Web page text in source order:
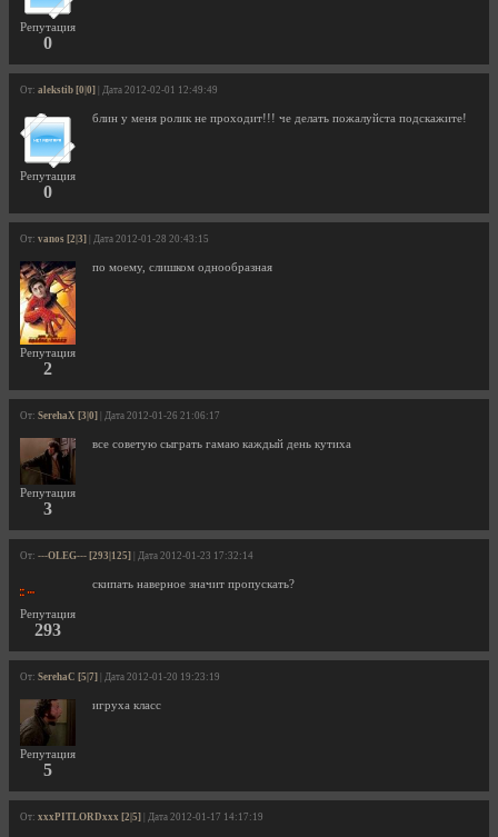
Репутация
0
От: alekstib [0|0] | Дата 2012-02-01 12:49:49
Репутация
0
блин у меня ролик не проходит!!! че делать пожалуйста подскажите!
От: vanos [2|3] | Дата 2012-01-28 20:43:15
Репутация
2
по моему, слишком однообразная
От: SerehaX [3|0] | Дата 2012-01-26 21:06:17
Репутация
3
все советую сыграть гамаю каждый день кутиха
От: ---OLEG--- [293|125] | Дата 2012-01-23 17:32:14
Репутация
293
скипать наверное значит пропускать?
От: SerehaC [5|7] | Дата 2012-01-20 19:23:19
Репутация
5
игруха класс
От: xxxPITLORDxxx [2|5] | Дата 2012-01-17 14:17:19